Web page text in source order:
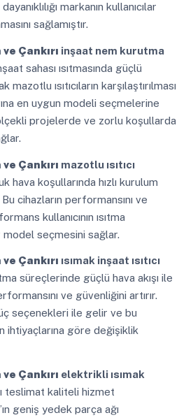
markanın kullanıcılar
sağlamıştır.
Çankırı inşaat nem kurutma
sahası ısıtmasında güçlü
mazotlu ısıtıcıların karşılaştırılması
en uygun modeli seçmelerine
projelerde ve zorlu koşullarda
Çankırı mazotlu ısıtıcı
hava koşullarında hızlı kurulum
cihazların performansını ve
kullanıcının ısıtma
model seçmesini sağlar.
Çankırı ısımak inşaat ısıtıcı
süreçlerinde güçlü hava akışı ile
ve güvenliğini artırır.
seçenekleri ile gelir ve bu
ihtiyaçlarına göre değişiklik
Çankırı elektrikli ısımak
teslimat kaliteli hizmet
geniş yedek parça ağı